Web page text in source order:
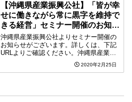
【沖縄県産業振興公社】「皆が幸
せに働きながら常に黒字を維持で
きる経営」セミナー開催のお知ら
せ
沖縄県産業振興公社よりセミナー開催の
お知らせがございます。詳しくは、下記
URLよりご確認ください。沖縄県産業振
興公社「ネットワーク会員」特別講演会
＆交流会 「皆が幸せに働きながら常に黒
2020年2月25日